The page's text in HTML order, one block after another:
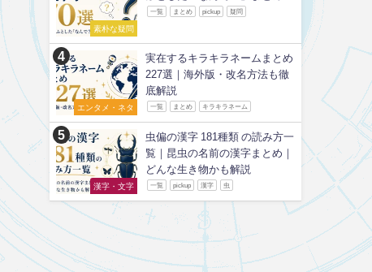
素朴な疑問
一覧 まとめ pickup 疑問
エンタメ・ネタ
実在するキラキラネームまとめ
227選｜海外版・改名方法も徹
底解説
一覧 まとめ キラキラネーム
漢字・文字
虫偏の漢字 181種類 の読み方一
覧｜昆虫の名前の漢字まとめ｜
どんな生き物かも解説
一覧 pickup 漢字 虫